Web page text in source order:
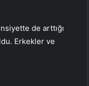
de arttığı
Erkekler ve